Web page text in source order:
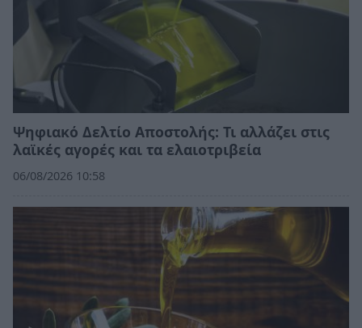
Ψηφιακό Δελτίο Αποστολής: Τι αλλάζει στις
λαϊκές αγορές και τα ελαιοτριβεία
06/08/2026 10:58